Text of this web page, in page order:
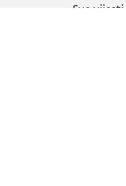
Sve vijesti